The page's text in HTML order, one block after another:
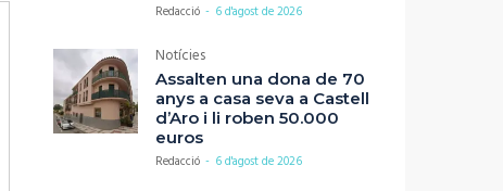
Redacció - 6 d'agost de 2026
Notícies
Assalten una dona de 70
anys a casa seva a Castell
d’Aro i li roben 50.000
euros
Redacció - 6 d'agost de 2026